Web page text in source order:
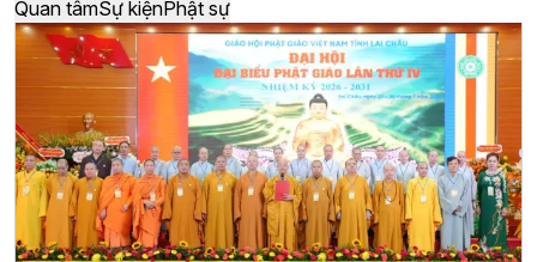
Quan tâmSự kiệnPhật sự